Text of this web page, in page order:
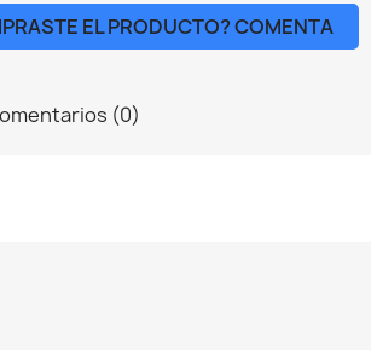
EL PRODUCTO? COMENTA
(0)